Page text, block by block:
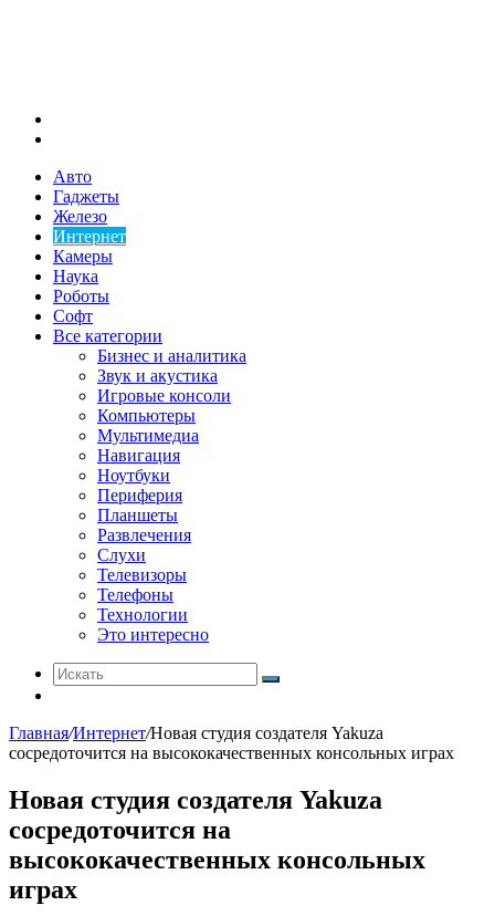
Авто
Гаджеты
Железо
Интернет
Камеры
Наука
Роботы
Софт
Все категории
Бизнес и аналитика
Звук и акустика
Игровые консоли
Компьютеры
Мультимедиа
Навигация
Ноутбуки
Периферия
Планшеты
Развлечения
Слухи
Телевизоры
Телефоны
Технологии
Это интересно
Искать
Главная/Интернет/Новая студия создателя Yakuza
сосредоточится на высококачественных консольных играх
Новая студия создателя Yakuza
сосредоточится на
высококачественных консольных
играх